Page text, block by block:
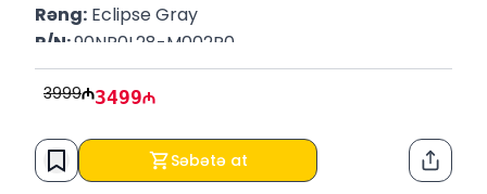
Rəng: Eclipse Gray
P/N: 90NR0L28-M002R0
Zəmanət: 12 Ay
3999 3499
Səbətə at